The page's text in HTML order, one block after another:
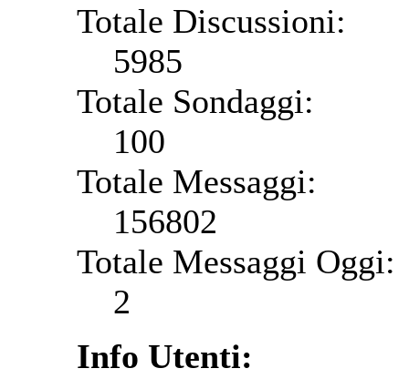
Totale Discussioni:
5985
Totale Sondaggi:
100
Totale Messaggi:
156802
Totale Messaggi Oggi:
2
Info Utenti: